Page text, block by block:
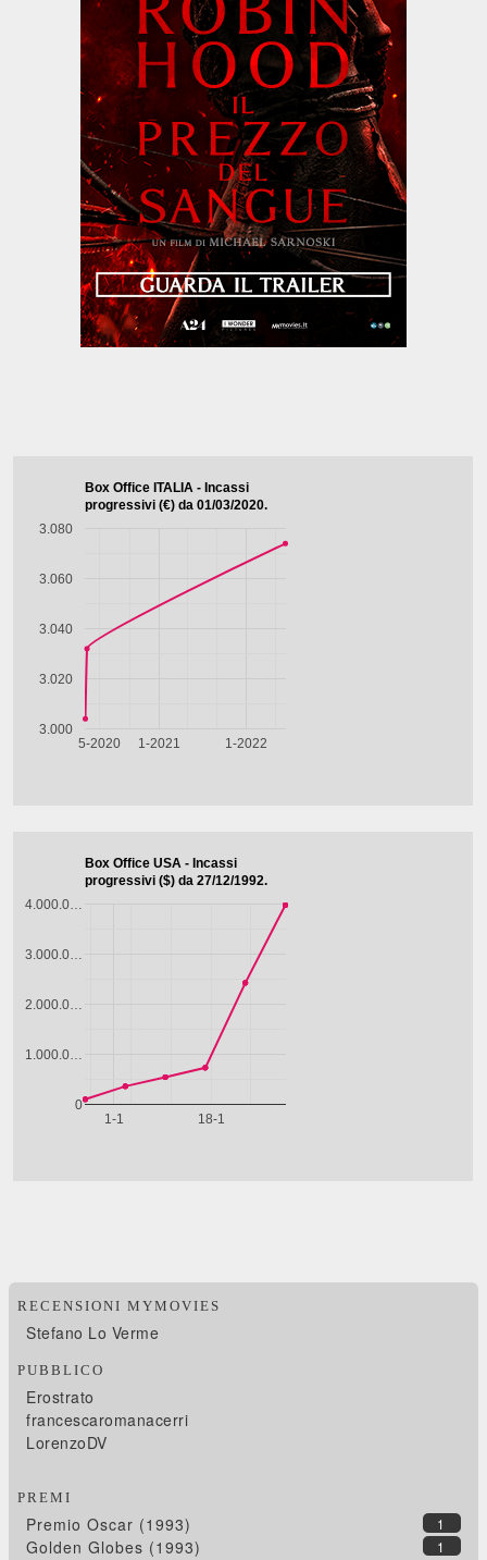
RECENSIONI MYMOVIES
Stefano Lo Verme
PUBBLICO
Erostrato
francescaromanacerri
LorenzoDV
PREMI
1
Premio Oscar (1993)
1
Golden Globes (1993)